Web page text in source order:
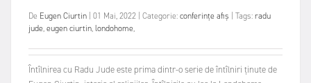
De Eugen Ciurtin 01 Mai, 2022 Categorie:conferințe afiș Tags:radu
jude,eugen ciurtin,londohome,
Întîlnirea cu Radu Jude este prima dintr-o serie de întîlniri ținute de